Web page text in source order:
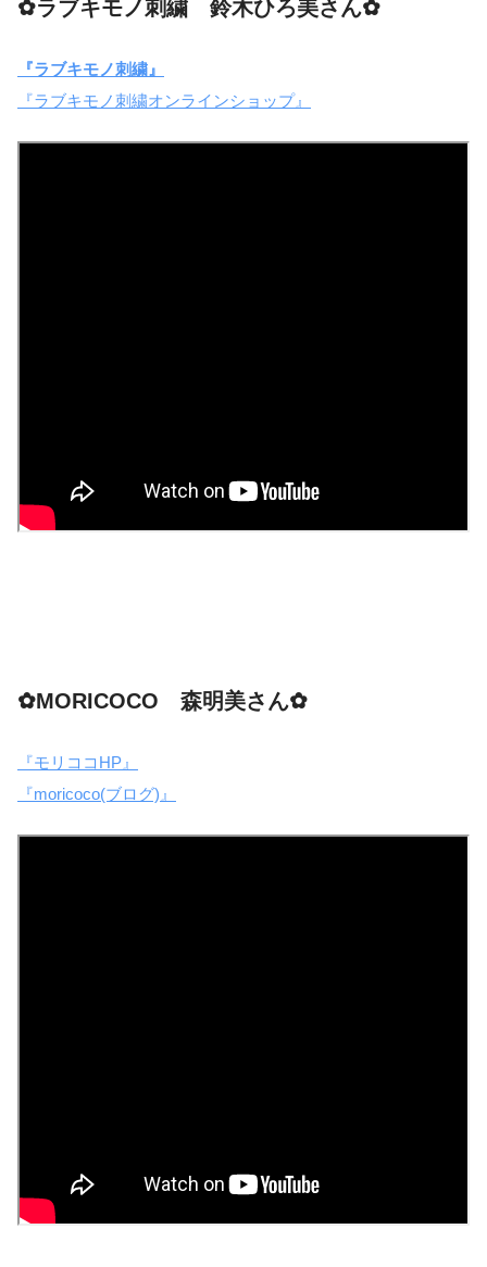
✿ラブキモノ刺繍 鈴木ひろ美さん✿
『ラブキモノ刺繍』
『ラブキモノ刺繍オンラインショップ』
✿MORICOCO 森明美さん✿
『モリココHP』
『moricoco(ブログ)』